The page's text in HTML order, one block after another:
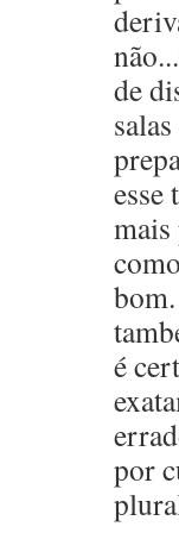
de
esse
mais
é
por